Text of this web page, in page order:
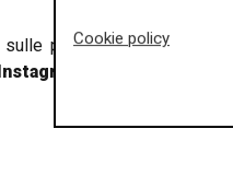
sulle principali notizie sulla
Cookie policy